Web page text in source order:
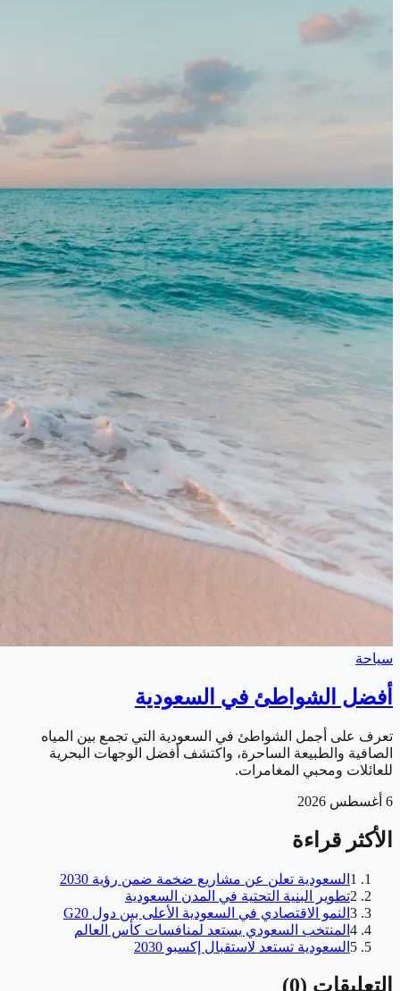
سياحة
أفضل الشواطئ في السعودية
تعرف على أجمل الشواطئ في السعودية التي تجمع بين المياه
الصافية والطبيعة الساحرة، واكتشف أفضل الوجهات البحرية
للعائلات ومحبي المغامرات.
6 أغسطس 2026
الأكثر قراءة
1 السعودية تعلن عن مشاريع ضخمة ضمن رؤية 2030
2تطوير البنية التحتية في المدن السعودية
3 النمو الاقتصادي في السعودية الأعلى بين دول G20
4 المنتخب السعودي يستعد لمنافسات كأس العالم
5 السعودية تستعد لاستقبال إكسبو 2030
التعليقات (
0
)